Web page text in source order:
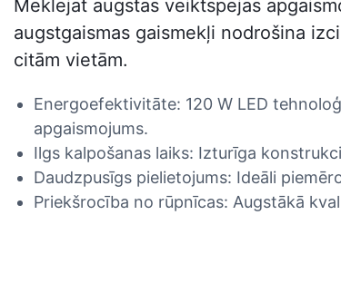
Meklējat augstas veiktspējas
augstgaismas gaismekļi nodrošina
citām vietām.
Energoefektivitāte: 120 W LED
apgaismojums.
Ilgs kalpošanas laiks: Izturīga
Daudzpusīgs pielietojums: Ideāli
Priekšrocība no rūpnīcas: Augstākā